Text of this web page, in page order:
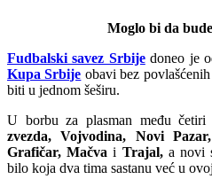
Moglo bi da
Fudbalski savez Srbijedoneo je
Kupa Srbije obavi bez
biti u jednom šeširu.
U borbu za plasman među
zvezda, Vojvodina, Novi
Grafičar, Mačva i Trajal,a novi
bilo koja dva tima sastanu već u